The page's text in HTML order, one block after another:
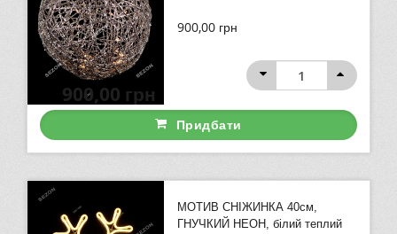
900,00 грн
900,00 грн
Придбати
МОТИВ СНІЖИНКА 40см,
ГНУЧКИЙ НЕОН, білий теплий